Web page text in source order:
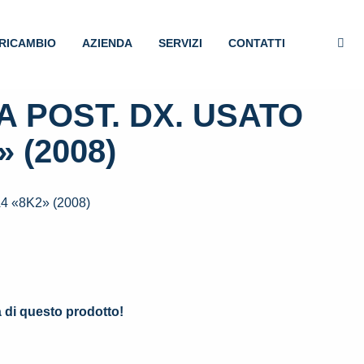
AZIENDA SERVIZI CONTATTI
POST. DX. USATO
(2008)
«8K2» (2008)
di questo prodotto!